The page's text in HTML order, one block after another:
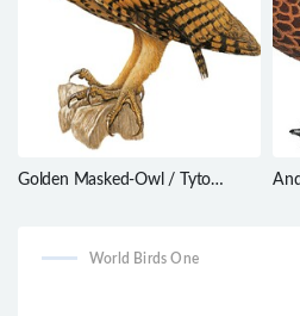
Golden Masked-Owl / Tyto
World Birds One